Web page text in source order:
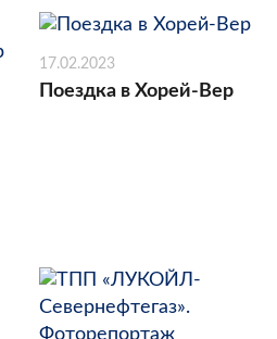
17.02.2023
Поездка в Хорей-Вер